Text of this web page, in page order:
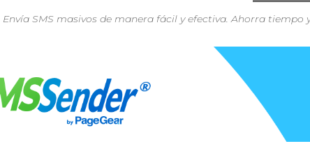
Envía SMS masivos de manera fácil y efectiva. Ahorra tiempo